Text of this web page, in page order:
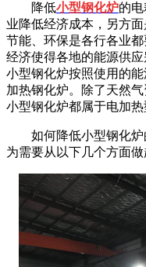
降低小型钢化炉的
业降低经济成本，另方
节能、环保是各行各业
经济使得各地的能源供
小型钢化炉按照使用的
加热钢化炉。除了天然
小型钢化炉都属于电加热
如何降低小型钢化炉
为需要从以下几个方面做